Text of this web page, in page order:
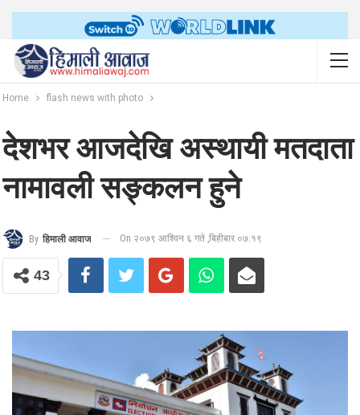
Home flash news with photo
देशभर आजदेखि अस्थायी मतदाता
नामावली सङ्कलन हुने
By हिमाली आवाज On २०७९ आश्विन ६ गते ,बिहीबार ०७:१९
43